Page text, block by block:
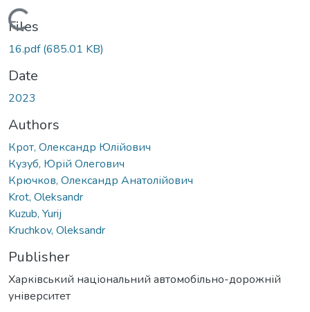
Loading...
Files
16.pdf(685.01 KB)
Date
2023
Authors
Крот, Олександр Юлійович
Кузуб, Юрій Олегович
Крючков, Олександр Анатолійович
Krot, Oleksandr
Kuzub, Yurij
Kruchkov, Oleksandr
Publisher
Харківський національний автомобільно-дорожній
університет